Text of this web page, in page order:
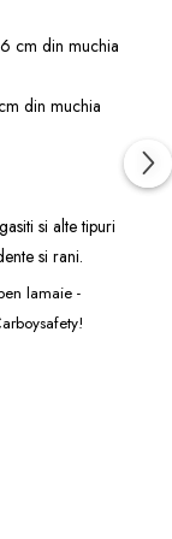
cm din muchia
din muchia
si alte tipuri
si rani.
lamaie -